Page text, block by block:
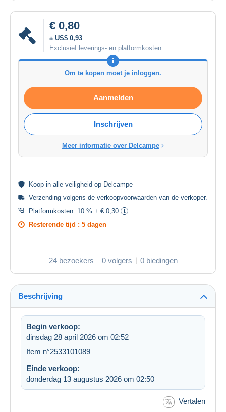
€ 0,80
± US$ 0,93
Exclusief leverings- en platformkosten
Om te kopen moet je inloggen.
Aanmelden
Inschrijven
Meer informatie over Delcampe
Koop in alle veiligheid op Delcampe
Verzending volgens de verkoopvoorwaarden van de verkoper.
Platformkosten: 10 % + € 0,30
Resterende tijd : 5 dagen
24 bezoekers 0 volgers 0 biedingen
Beschrijving
Begin verkoop:
dinsdag 28 april 2026 om 02:52
Item n°2533101089
Einde verkoop:
donderdag 13 augustus 2026 om 02:50
Vertalen